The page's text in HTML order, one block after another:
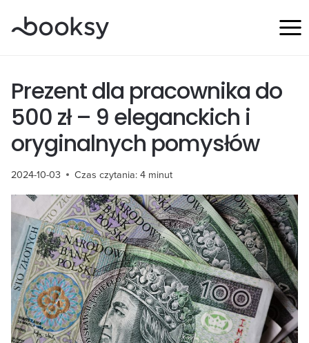
do
Prezent dla pracownika do
500 zł – 9 eleganckich i
oryginalnych pomysłów
2024-10-03 Czas czytania:4 minut